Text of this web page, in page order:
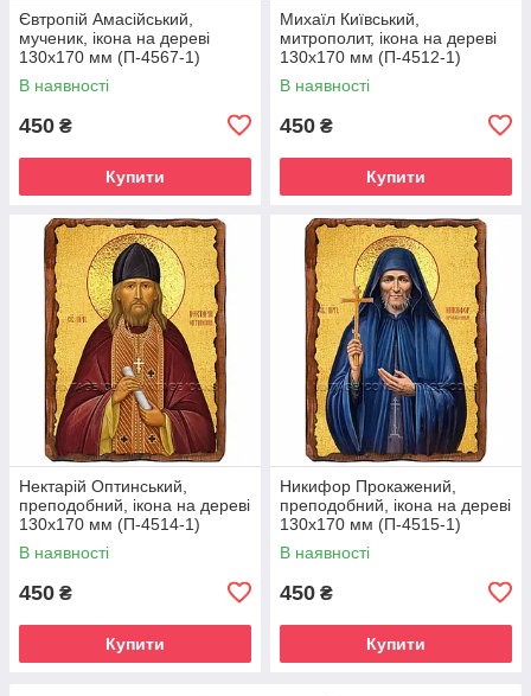
Євтропій Амасійський,
мученик, ікона на дереві
130х170 мм (П-4567-1)
В наявності
450 ₴
Купити
Михаїл Київський,
митрополит, ікона на дереві
130х170 мм (П-4512-1)
В наявності
450 ₴
Купити
Нектарій Оптинський,
преподобний, ікона на дереві
130х170 мм (П-4514-1)
В наявності
450 ₴
Купити
Никифор Прокажений,
преподобний, ікона на дереві
130х170 мм (П-4515-1)
В наявності
450 ₴
Купити